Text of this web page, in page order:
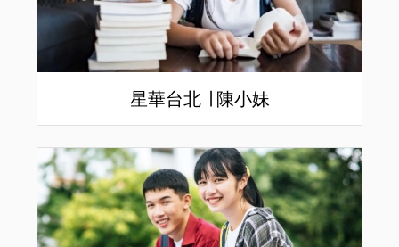
星華台北 ∣ 陳小妹